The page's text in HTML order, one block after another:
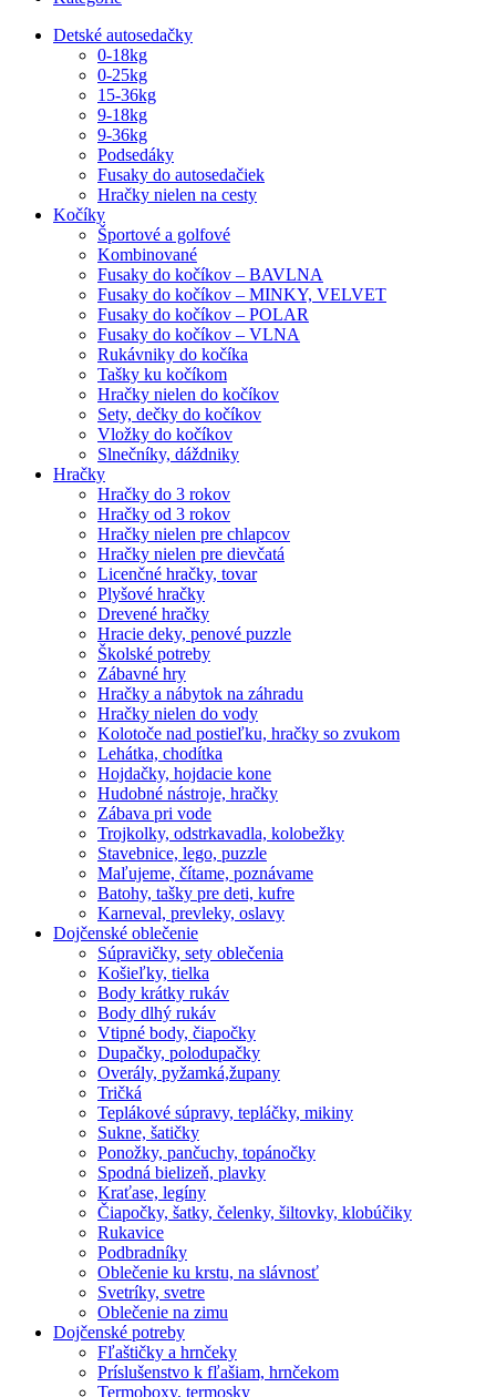
Detské autosedačky
0-18kg
0-25kg
15-36kg
9-18kg
9-36kg
Podsedáky
Fusaky do autosedačiek
Hračky nielen na cesty
Kočíky
Športové a golfové
Kombinované
Fusaky do kočíkov – BAVLNA
Fusaky do kočíkov – MINKY, VELVET
Fusaky do kočíkov – POLAR
Fusaky do kočíkov – VLNA
Rukávniky do kočíka
Tašky ku kočíkom
Hračky nielen do kočíkov
Sety, dečky do kočíkov
Vložky do kočíkov
Slnečníky, dáždniky
Hračky
Hračky do 3 rokov
Hračky od 3 rokov
Hračky nielen pre chlapcov
Hračky nielen pre dievčatá
Licenčné hračky, tovar
Plyšové hračky
Drevené hračky
Hracie deky, penové puzzle
Školské potreby
Zábavné hry
Hračky a nábytok na záhradu
Hračky nielen do vody
Kolotoče nad postieľku, hračky so zvukom
Lehátka, chodítka
Hojdačky, hojdacie kone
Hudobné nástroje, hračky
Zábava pri vode
Trojkolky, odstrkavadla, kolobežky
Stavebnice, lego, puzzle
Maľujeme, čítame, poznávame
Batohy, tašky pre deti, kufre
Karneval, prevleky, oslavy
Dojčenské oblečenie
Súpravičky, sety oblečenia
Košieľky, tielka
Body krátky rukáv
Body dlhý rukáv
Vtipné body, čiapočky
Dupačky, polodupačky
Overály, pyžamká,župany
Tričká
Teplákové súpravy, tepláčky, mikiny
Sukne, šatičky
Ponožky, pančuchy, topánočky
Spodná bielizeň, plavky
Kraťase, legíny
Čiapočky, šatky, čelenky, šiltovky, klobúčiky
Rukavice
Podbradníky
Oblečenie ku krstu, na slávnosť
Svetríky, svetre
Oblečenie na zimu
Dojčenské potreby
Fľaštičky a hrnčeky
Príslušenstvo k fľašiam, hrnčekom
Termoboxy, termosky